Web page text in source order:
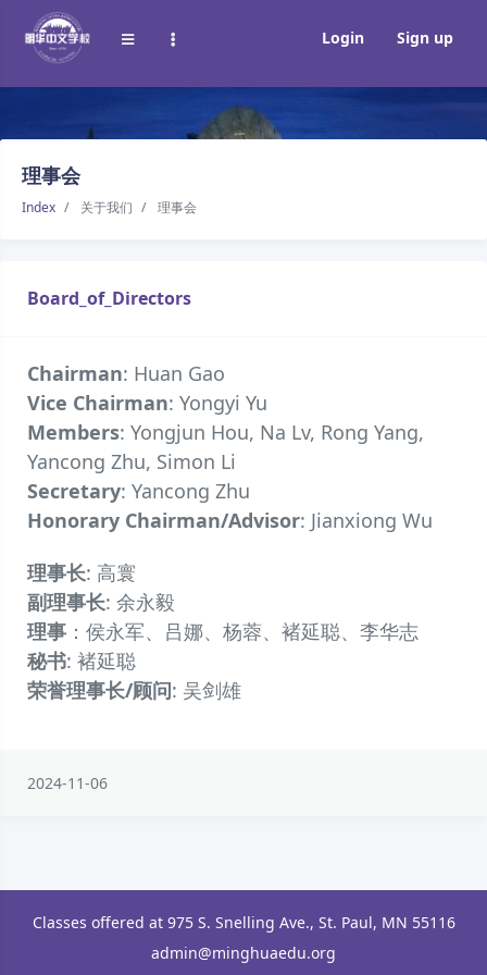
Login Sign up
理事会
Index 关于我们 理事会
Board_of_Directors
Chairman: Huan Gao
Vice Chairman: Yongyi Yu
Members: Yongjun Hou, Na Lv, Rong Yang,
Yancong Zhu, Simon Li
Secretary: Yancong Zhu
Honorary Chairman/Advisor: Jianxiong Wu
理事长: 高寰
副理事长: 余永毅
理事 ：侯永军、吕娜、杨蓉、褚延聪、李华志
秘书: 褚延聪
荣誉理事长/顾问: 吴剑雄
2024-11-06
Classes offered at 975 S. Snelling Ave., St. Paul, MN 55116
admin@minghuaedu.org